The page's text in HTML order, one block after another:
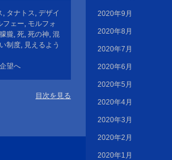
, タナトス, デザイ
フェー, モルフォ
朦朧, 死, 死の神, 混
制度, 見えるよう
望へ
目次を見る
2020年9月
2020年8月
2020年7月
2020年6月
2020年5月
2020年4月
2020年3月
2020年2月
2020年1月